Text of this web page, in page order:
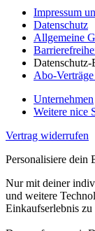
Impressum
Datenschutz
Allgemeine
Abo-
Unternehmen
Weitere nice
Vertrag widerrufen
Personalisiere dein
Nur mit deiner
und weitere
Einkaufserlebnis zu